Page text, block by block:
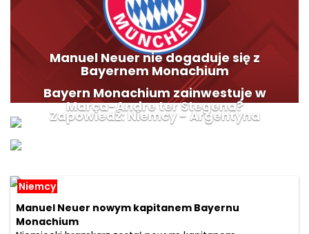
Manuel Neuer nie dogaduje się z
Bayernem Monachium
Bayern Monachium zainwestuje w
Marca-Andre ter Stegena?
Zapowiedź: Niemcy - Argentyna
Niemcy
Manuel Neuer nowym kapitanem Bayernu
Monachium